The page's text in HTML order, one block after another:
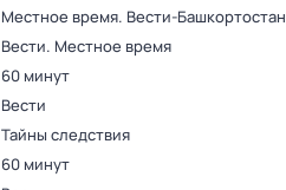
Местное время. Вести-Башкортостан
Вести. Местное время
60 минут
Вести
Тайны следствия
60 минут